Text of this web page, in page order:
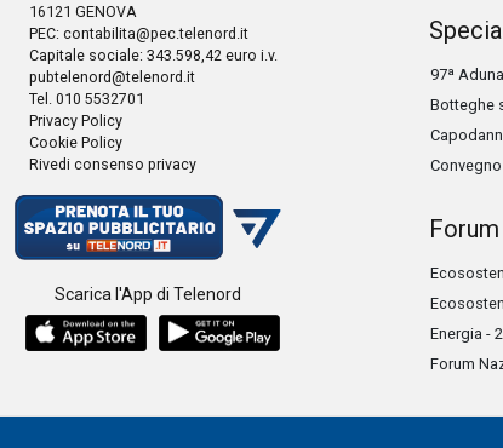
16121 GENOVA
PEC: contabilita@pec.telenord.it
Capitale sociale: 343.598,42 euro i.v.
pubtelenord@telenord.it
Tel. 010 5532701
Privacy Policy
Cookie Policy
Rivedi consenso privacy
Scarica l'App di Telenord
97ª
Botteghe
Forum
Energia -
Forum